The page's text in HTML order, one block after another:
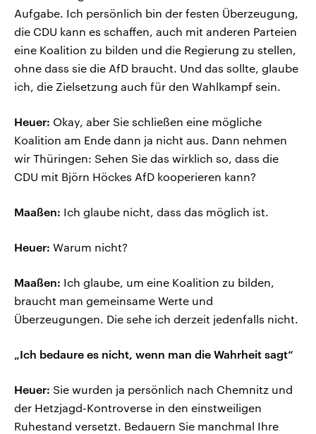
Aufgabe. Ich persönlich bin der festen Überzeugung,
die CDU kann es schaffen, auch mit anderen Parteien
eine Koalition zu bilden und die Regierung zu stellen,
ohne dass sie die AfD braucht. Und das sollte, glaube
ich, die Zielsetzung auch für den Wahlkampf sein.
Heuer: Okay, aber Sie schließen eine mögliche
Koalition am Ende dann ja nicht aus. Dann nehmen
wir Thüringen: Sehen Sie das wirklich so, dass die
CDU mit Björn Höckes AfD kooperieren kann?
Maaßen: Ich glaube nicht, dass das möglich ist.
Heuer: Warum nicht?
Maaßen: Ich glaube, um eine Koalition zu bilden,
braucht man gemeinsame Werte und
Überzeugungen. Die sehe ich derzeit jedenfalls nicht.
„Ich bedaure es nicht, wenn man die Wahrheit sagt“
Heuer: Sie wurden ja persönlich nach Chemnitz und
der Hetzjagd-Kontroverse in den einstweiligen
Ruhestand versetzt. Bedauern Sie manchmal Ihre